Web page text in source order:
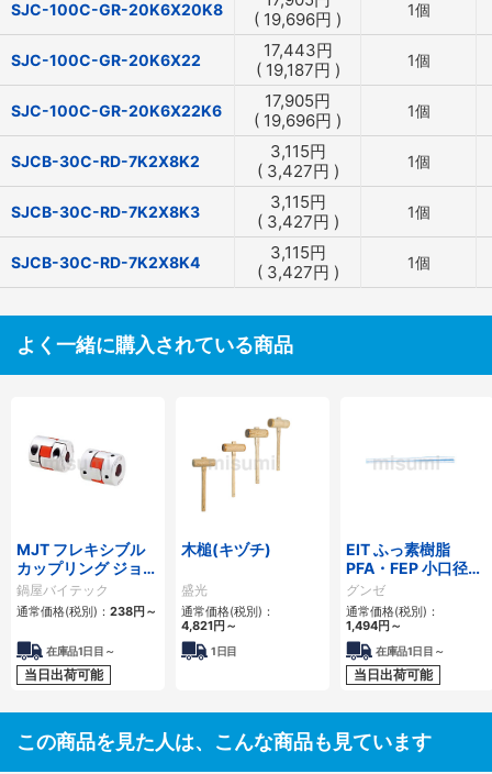
SJC-100C-GR-20K6X20K8
( 19,696円 ) 1個
SJC-100C-GR-20K6X22 17,443円
( 19,187円 ) 1個
SJC-100C-GR-20K6X22K6 17,905円
( 19,696円 ) 1個
SJCB-30C-RD-7K2X8K2 3,115円
( 3,427円 ) 1個
SJCB-30C-RD-7K2X8K3 3,115円
( 3,427円 ) 1個
SJCB-30C-RD-7K2X8K4 3,115円
( 3,427円 ) 1個
よく一緒に購入されている商品
MJT フレキシブル
カップリング ジョー
タイプ
鍋屋バイテック
通常価格(税別)： 238円～
在庫品1日目～
当日出荷可能
木槌(キヅチ)
盛光
通常価格(税別)：
4,821円～
1日目
EIT ふっ素樹脂
PFA・FEP 小口径熱
収縮チューブ
グンゼ
通常価格(税別)：
1,494円～
在庫品1日目～
当日出荷可能
この商品を見た人は、こんな商品も見ています